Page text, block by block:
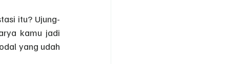
itu? Ujung-
kamu jadi
yang udah